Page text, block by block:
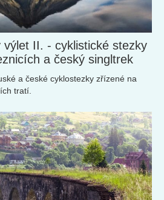
výlet II. - cyklistické stezky
a český singltrek
a české cyklostezky zřízené na
tratí.